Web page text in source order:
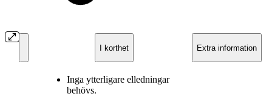
I korthet Extra information
Inga ytterligare elledningar
behövs.